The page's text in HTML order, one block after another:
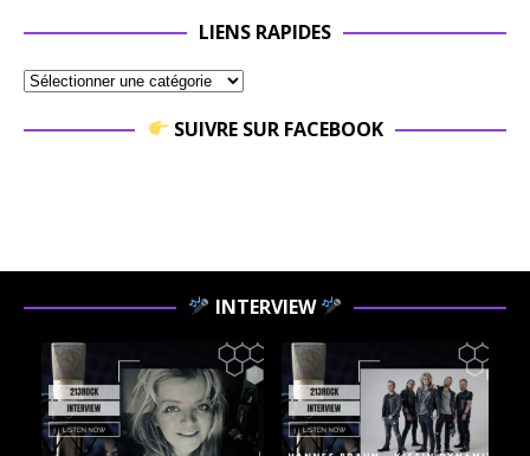
LIENS RAPIDES
SUIVRE SUR FACEBOOK
INTERVIEW